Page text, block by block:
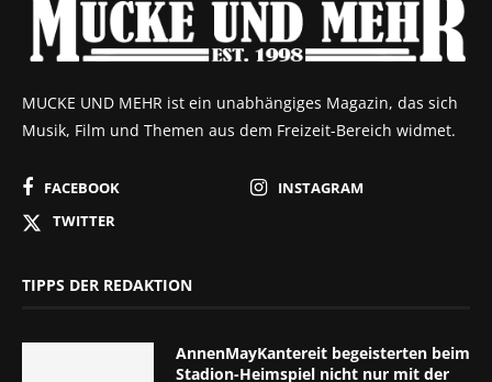
MUCKE UND MEHR ist ein unabhängiges Magazin, das sich
Musik, Film und Themen aus dem Freizeit-Bereich widmet.
FACEBOOK
INSTAGRAM
TWITTER
TIPPS DER REDAKTION
AnnenMayKantereit begeisterten beim
Stadion-Heimspiel nicht nur mit der